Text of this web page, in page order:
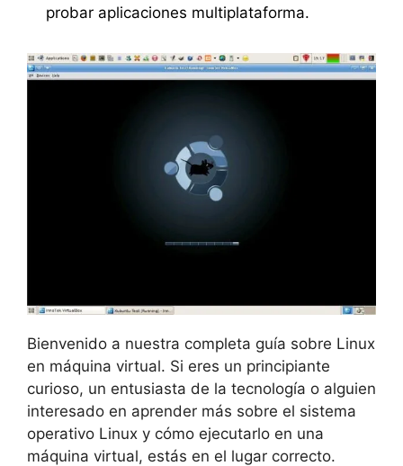
probar aplicaciones multiplataforma.
Bienvenido a nuestra completa guía sobre Linux
en máquina virtual. Si eres un principiante
curioso, un entusiasta de la tecnología o alguien
interesado en aprender más sobre el sistema
operativo Linux y cómo ejecutarlo en una
máquina virtual, estás en el lugar correcto.